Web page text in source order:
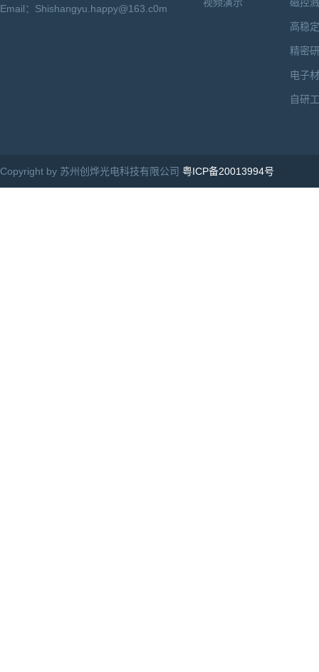
Email：Shishangyu.happy@163.c0m
高稳
精密
电子
自研
Copyright by 苏州创烨光电科技有限公司 粤ICP备20013994号